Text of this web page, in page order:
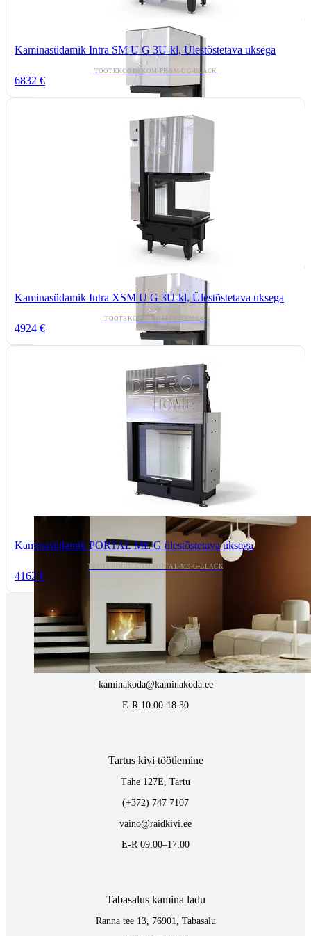
Kaminasüdamik Intra SM U G 3U-kl, Ülestõstetava uksega
TOOTEKOOD: KOM-PR-SM-UG-BLACK
6832 €
Kaminasüdamik Intra XSM U G 3U-kl, Ülestõstetava uksega
TOOTEKOOD: KOM-PR-XSM-UG
4924 €
Kaminasüdamik PORTAL ME G ülestõstetava uksega
TOOTEKOOD: KOM-PORTAL-ME-G-BLACK
4162 €
Tallinnas kaminasalong
Pärnu mnt. 139E/2, 11317, Tallinn
(+372) 677 6977
kaminakoda@kaminakoda.ee
E-R 10:00-18:30
Tartus kivi töötlemine
Tähe 127E, Tartu
(+372) 747 7107
vaino@raidkivi.ee
E-R 09:00–17:00
Tabasalus kamina ladu
Ranna tee 13, 76901, Tabasalu